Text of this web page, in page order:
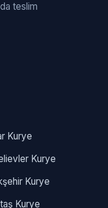
teslim
Kurye
Kurye
Kurye
Kurye